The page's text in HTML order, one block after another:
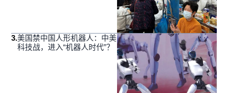
3.美国禁中国人形机器人：中美
科技战，进入“机器人时代”？